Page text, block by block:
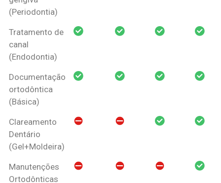
(Periodontia)
Tratamento de
canal
(Endodontia)
Documentação
ortodôntica
(Básica)
Clareamento
Dentário
(Gel+Moldeira)
Manutenções
Ortodônticas